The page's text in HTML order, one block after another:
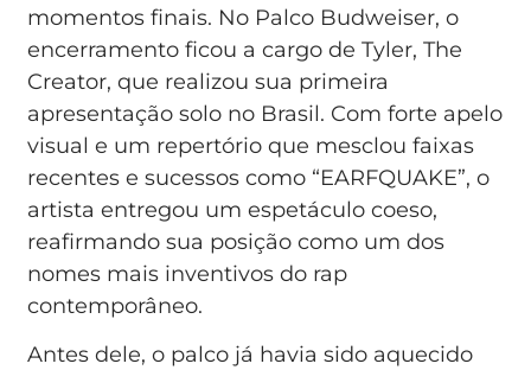
momentos finais. No Palco Budweiser, o
encerramento ficou a cargo de Tyler, The
Creator, que realizou sua primeira
apresentação solo no Brasil. Com forte apelo
visual e um repertório que mesclou faixas
recentes e sucessos como “EARFQUAKE”, o
artista entregou um espetáculo coeso,
reafirmando sua posição como um dos
nomes mais inventivos do rap
contemporâneo.
Antes dele, o palco já havia sido aquecido